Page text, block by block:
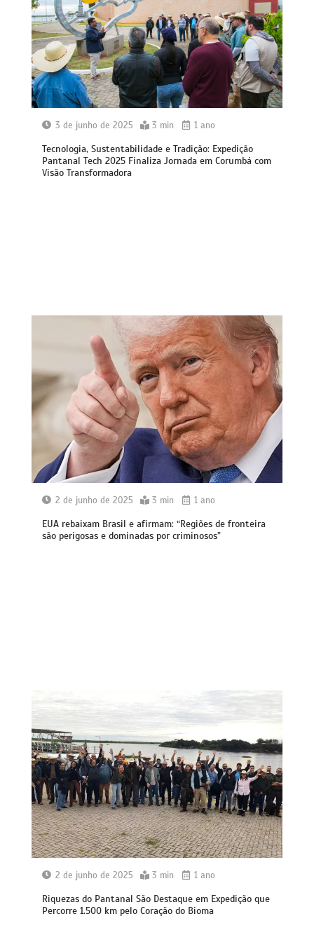
3 de junho de 2025 3 min 1 ano
Tecnologia, Sustentabilidade e Tradição: Expedição
Pantanal Tech 2025 Finaliza Jornada em Corumbá com
Visão Transformadora
2 de junho de 2025 3 min 1 ano
EUA rebaixam Brasil e afirmam: “Regiões de fronteira
são perigosas e dominadas por criminosos”
2 de junho de 2025 3 min 1 ano
Riquezas do Pantanal São Destaque em Expedição que
Percorre 1.500 km pelo Coração do Bioma